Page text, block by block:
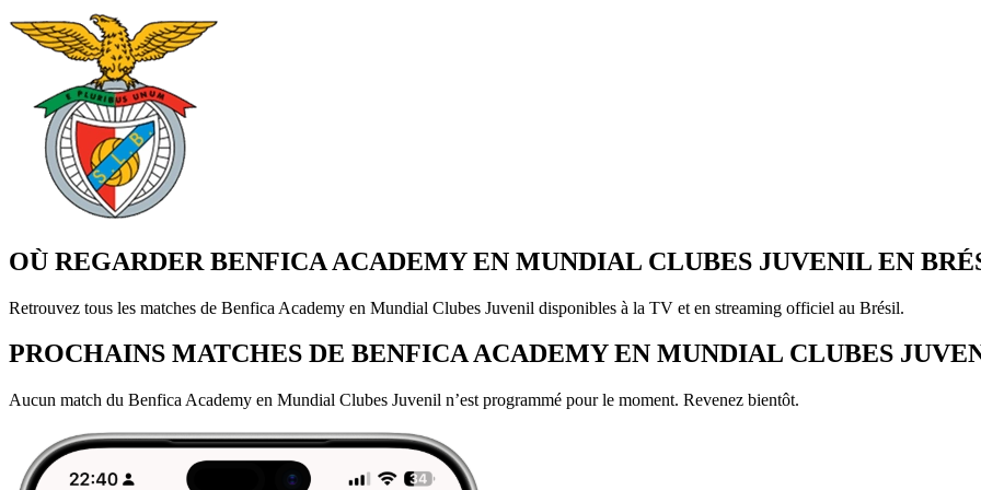
OÙ REGARDER BENFICA ACADEMY EN MUNDIAL CLUBES JUVENIL EN
Retrouvez tous les matches de Benfica Academy en Mundial Clubes Juvenil disponibles à la TV et en streaming officiel au Brésil.
PROCHAINS MATCHES DE BENFICA ACADEMY EN MUNDIAL CLUBES
Aucun match du Benfica Academy en Mundial Clubes Juvenil n’est programmé pour le moment. Revenez bientôt.